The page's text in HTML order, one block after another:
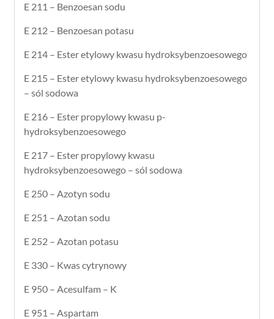
E 211 – Benzoesan sodu
E 212 – Benzoesan potasu
E 214 – Ester etylowy kwasu hydroksybenzoesowego
E 215 – Ester etylowy kwasu hydroksybenzoesowego
– sól sodowa
E 216 – Ester propylowy kwasu p-
hydroksybenzoesowego
E 217 – Ester propylowy kwasu
hydroksybenzoesowego – sól sodowa
E 250 – Azotyn sodu
E 251 – Azotan sodu
E 252 – Azotan potasu
E 330 – Kwas cytrynowy
E 950 – Acesulfam – K
E 951 – Aspartam